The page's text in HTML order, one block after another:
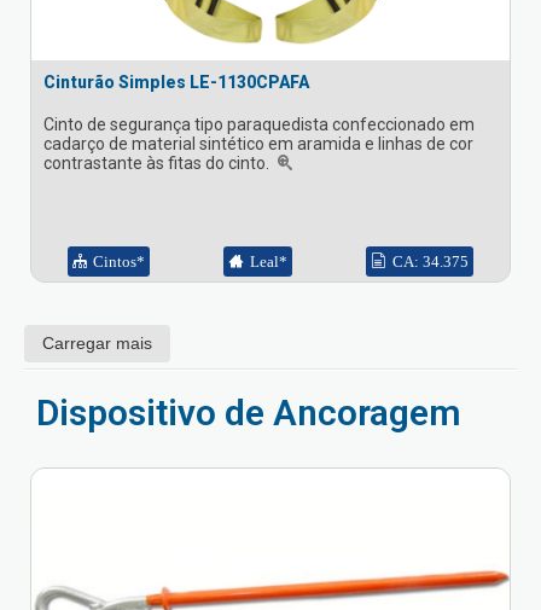
Cinturão Simples LE-1130CPAFA
Cinto de segurança tipo paraquedista confeccionado em
cadarço de material sintético em aramida e linhas de cor
contrastante às fitas do cinto.
Cintos* Leal* CA: 34.375
Carregar mais
Dispositivo de Ancoragem